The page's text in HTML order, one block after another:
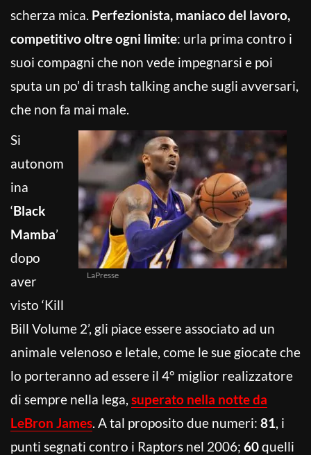
scherza mica. Perfezionista, maniaco del lavoro,
competitivo oltre ogni limite: urla prima contro i
suoi compagni che non vede impegnarsi e poi
sputa un po’ di trash talking anche sugli avversari,
che non fa mai male.
LaPresse
Si
autonom
ina
‘Black
Mamba’
dopo
aver
visto ‘Kill
Bill Volume 2’, gli piace essere associato ad un
animale velenoso e letale, come le sue giocate che
lo porteranno ad essere il 4° miglior realizzatore
di sempre nella lega, superato nella notte da
LeBron James. A tal proposito due numeri: 81, i
punti segnati contro i Raptors nel 2006; 60quelli